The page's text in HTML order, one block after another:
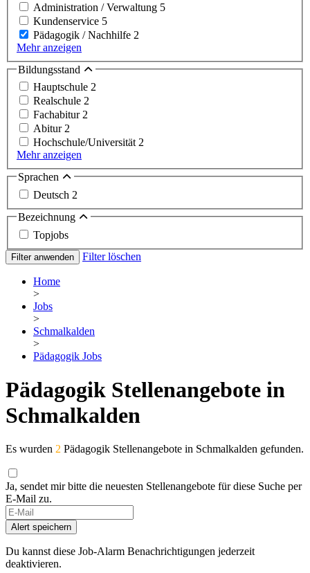
Administration / Verwaltung 5
Kundenservice 5
Pädagogik / Nachhilfe 2
Mehr anzeigen
Bildungsstand
Hauptschule 2
Realschule 2
Fachabitur2
Abitur2
Hochschule/Universität2
Mehr anzeigen
Sprachen
Deutsch 2
Bezeichnung
Topjobs
Filter anwenden Filter löschen
Home
>
Jobs
>
Schmalkalden
>
Pädagogik Jobs
Pädagogik Stellenangebote in
Schmalkalden
Es wurden 2 Pädagogik Stellenangebote in Schmalkalden gefunden.
Ja, sendet mir bitte die neuesten Stellenangebote für diese Suche per
E-Mail zu.
If
you
are
a
human,
Alert speichern
Du kannst diese Job-Alarm Benachrichtigungen jederzeit
deaktivieren.